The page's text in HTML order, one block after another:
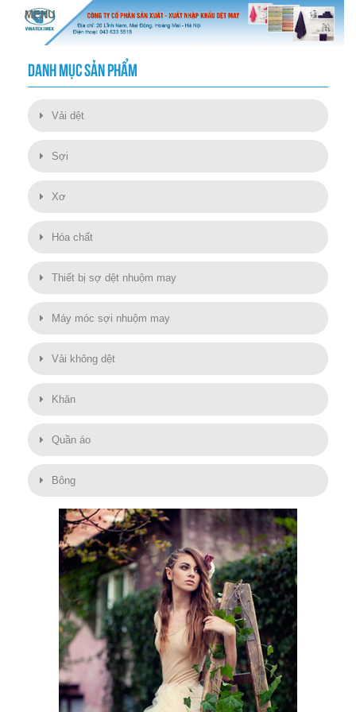
DANH MỤC SẢN PHẨM
Vải dệt
Sợi
Xơ
Hóa chất
Thiết bị sợ dệt nhuộm may
Máy móc sợi nhuộm may
Vải không dệt
Khăn
Quần áo
Bông